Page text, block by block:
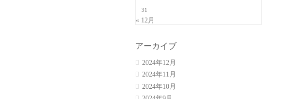
31
« 12月
アーカイブ
2024年12月
2024年11月
2024年10月